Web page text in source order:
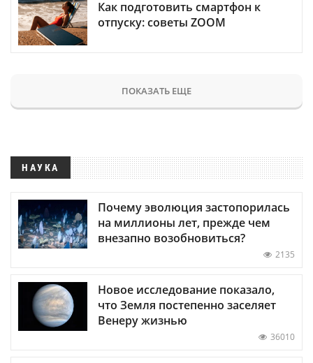
Как подготовить смартфон к
отпуску: советы ZOOM
ПОКАЗАТЬ ЕЩЕ
НАУКА
Почему эволюция застопорилась
на миллионы лет, прежде чем
внезапно возобновиться?
2135
Новое исследование показало,
что Земля постепенно заселяет
Венеру жизнью
36010